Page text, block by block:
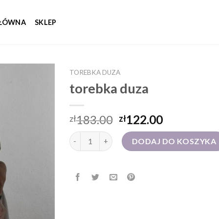
SKLEP
TOREBKA DUZA
torebka duza
zł183.00 zł122.00
ilość torebka duza DODAJ DO KOSZYKA